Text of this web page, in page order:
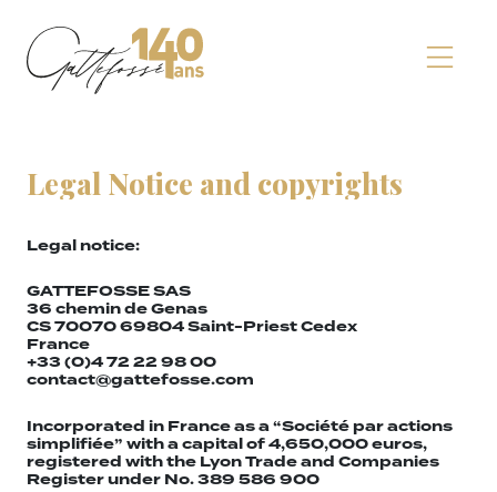
Legal Notice and copyrights
Legal notice:
GATTEFOSSE SAS
36 chemin de Genas
CS 70070 69804 Saint-Priest Cedex
France
+33 (0)4 72 22 98 00
contact@gattefosse.com
Incorporated in France as a “Société par actions
simplifiée” with a capital of 4,650,000 euros,
registered with the Lyon Trade and Companies
Register under No. 389 586 900